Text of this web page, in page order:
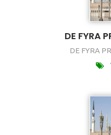
DE FYRA
DE FYRA